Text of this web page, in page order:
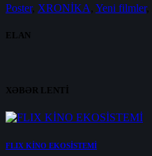
Poster, XRONİKA, Yeni filmler,
ELAN
XƏBƏR LENTİ
FLIX KİNO EKOSİSTEMİ